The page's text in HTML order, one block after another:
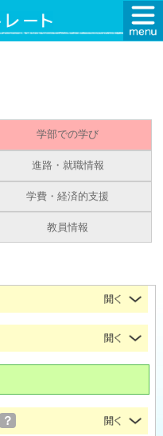
学部での学び
進路・就職情報
学費・経済的支援
教員情報
？